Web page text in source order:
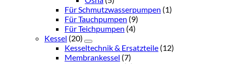
Für Schmutzwasserpumpen (1)
Für Tauchpumpen (9)
Für Teichpumpen (4)
Kessel (20)
Kesseltechnik & Ersatzteile (12)
Membrankessel (7)